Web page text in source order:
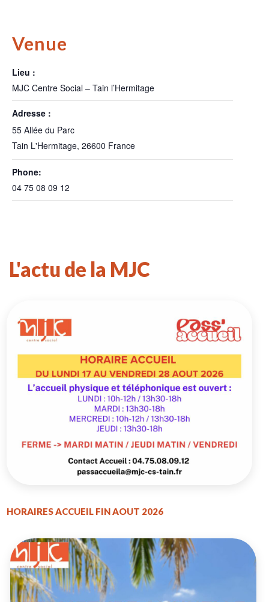
Venue
Lieu :
MJC Centre Social – Tain l’Hermitage
Adresse :
55 Allée du Parc
Tain L'Hermitage, 26600 France
Phone:
04 75 08 09 12
L'actu de la MJC
HORAIRES ACCUEIL FIN AOUT 2026